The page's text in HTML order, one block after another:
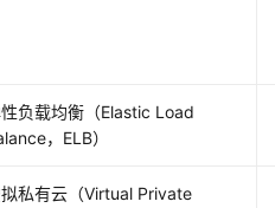
负载均衡（Elastic Load
，ELB）
私有云（Virtual Private